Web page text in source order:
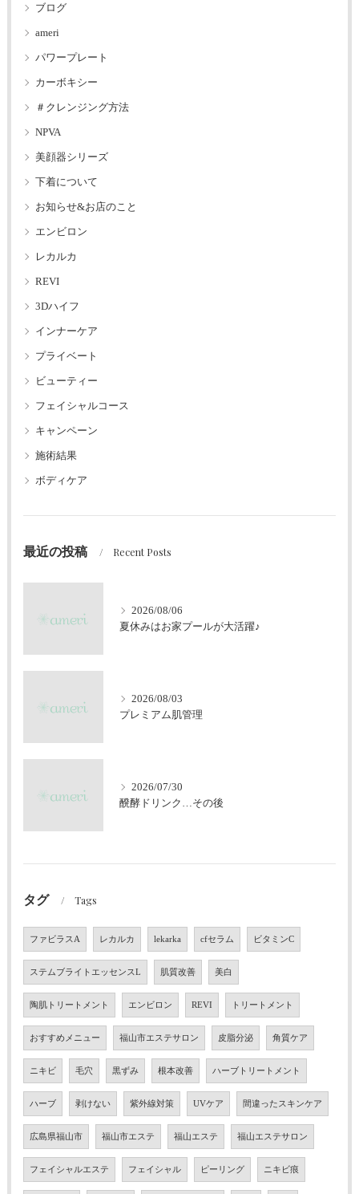
ブログ
ameri
パワープレート
カーボキシー
＃クレンジング方法
NPVA
美顔器シリーズ
下着について
お知らせ&お店のこと
エンビロン
レカルカ
REVI
3Dハイフ
インナーケア
プライベート
ビューティー
フェイシャルコース
キャンペーン
施術結果
ボディケア
最近の投稿 Recent Posts
2026/08/06
夏休みはお家プールが大活躍♪
2026/08/03
プレミアム肌管理
2026/07/30
醗酵ドリンク…その後
タグ Tags
ファビラスA レカルカ lekarka cfセラム ビタミンC
ステムブライトエッセンスL 肌質改善 美白
陶肌トリートメント エンビロン REVI トリートメント
おすすめメニュー 福山市エステサロン 皮脂分泌 角質ケア
ニキビ 毛穴 黒ずみ 根本改善 ハーブトリートメント
ハーブ 剥けない 紫外線対策 UVケア 間違ったスキンケア
広島県福山市 福山市エステ 福山エステ 福山エステサロン
フェイシャルエステ フェイシャル ピーリング ニキビ痕